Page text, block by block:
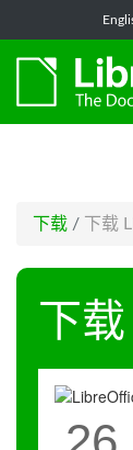
下载 / 下载
下